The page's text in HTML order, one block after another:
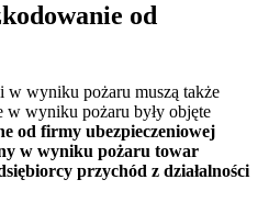
od
w wyniku pożaru muszą także
w wyniku pożaru były objęte
od firmy ubezpieczeniowej
w wyniku pożaru towar
przychód z działalności